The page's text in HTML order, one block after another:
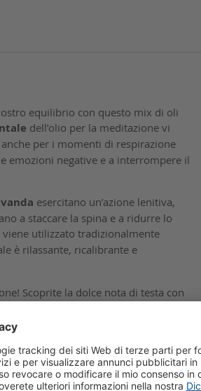
equilibrio con questo mix di oli
dell’olio per la meditazione vi
anche per i momenti di respirazione
emozioni negative e a interrompere il
esercitano un’azione lenitiva,
a staccare la spina e a ridurre lo
utilizzato tradizionalmente
è rilassante, ricalibrante e
Scoprite la dolce nota di testa con
a base di lavanda,
di sandalo, patchouli, vaniglia e
piacevolmente benefici!